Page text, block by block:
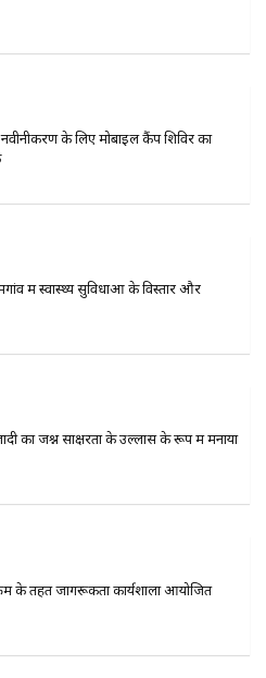
के लिए मोबाइल कैंप शिविर का
में स्वास्थ्य सुविधाओं के विस्तार और
का जश्न साक्षरता के उल्लास के रूप में मनाया
के तहत जागरूकता कार्यशाला आयोजित